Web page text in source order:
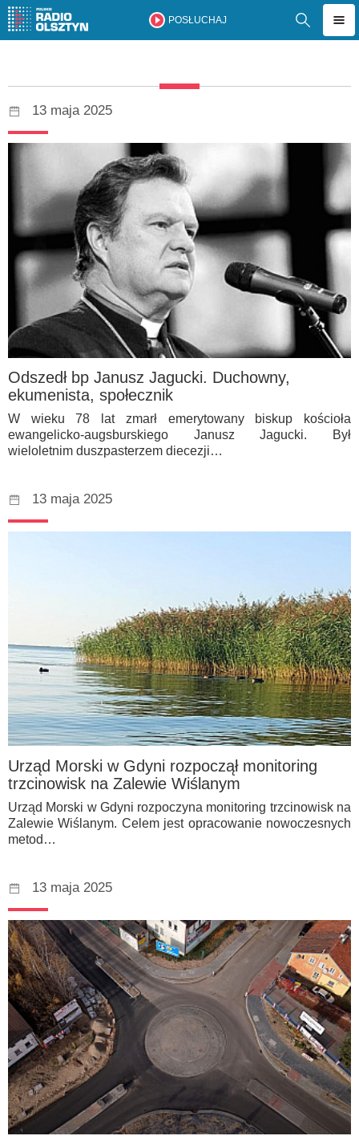
POSŁUCHAJ
13 maja 2025
Odszedł bp Janusz Jagucki. Duchowny,
ekumenista, społecznik
W wieku 78 lat zmarł emerytowany biskup kościoła
ewangelicko-augsburskiego Janusz Jagucki. Był
wieloletnim duszpasterzem diecezji…
13 maja 2025
Urząd Morski w Gdyni rozpoczął monitoring
trzcinowisk na Zalewie Wiślanym
Urząd Morski w Gdyni rozpoczyna monitoring trzcinowisk na
Zalewie Wiślanym. Celem jest opracowanie nowoczesnych
metod…
13 maja 2025